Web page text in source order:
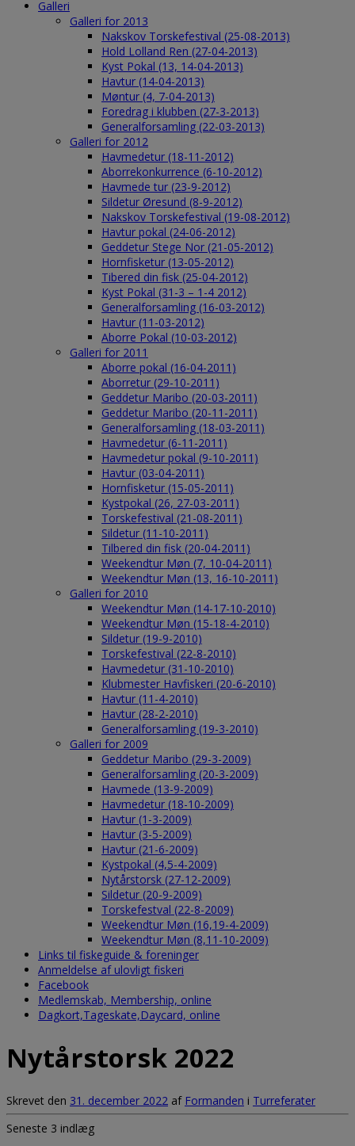
Galleri
Galleri for 2013
Nakskov Torskefestival (25-08-2013)
Hold Lolland Ren (27-04-2013)
Kyst Pokal (13, 14-04-2013)
Havtur (14-04-2013)
Møntur (4, 7-04-2013)
Foredrag i klubben (27-3-2013)
Generalforsamling (22-03-2013)
Galleri for 2012
Havmedetur (18-11-2012)
Aborrekonkurrence (6-10-2012)
Havmede tur (23-9-2012)
Sildetur Øresund (8-9-2012)
Nakskov Torskefestival (19-08-2012)
Havtur pokal (24-06-2012)
Geddetur Stege Nor (21-05-2012)
Hornfisketur (13-05-2012)
Tibered din fisk (25-04-2012)
Kyst Pokal (31-3 – 1-4 2012)
Generalforsamling (16-03-2012)
Havtur (11-03-2012)
Aborre Pokal (10-03-2012)
Galleri for 2011
Aborre pokal (16-04-2011)
Aborretur (29-10-2011)
Geddetur Maribo (20-03-2011)
Geddetur Maribo (20-11-2011)
Generalforsamling (18-03-2011)
Havmedetur (6-11-2011)
Havmedetur pokal (9-10-2011)
Havtur (03-04-2011)
Hornfisketur (15-05-2011)
Kystpokal (26, 27-03-2011)
Torskefestival (21-08-2011)
Sildetur (11-10-2011)
Tilbered din fisk (20-04-2011)
Weekendtur Møn (7, 10-04-2011)
Weekendtur Møn (13, 16-10-2011)
Galleri for 2010
Weekendtur Møn (14-17-10-2010)
Weekendtur Møn (15-18-4-2010)
Sildetur (19-9-2010)
Torskefestival (22-8-2010)
Havmedetur (31-10-2010)
Klubmester Havfiskeri (20-6-2010)
Havtur (11-4-2010)
Havtur (28-2-2010)
Generalforsamling (19-3-2010)
Galleri for 2009
Geddetur Maribo (29-3-2009)
Generalforsamling (20-3-2009)
Havmede (13-9-2009)
Havmedetur (18-10-2009)
Havtur (1-3-2009)
Havtur (3-5-2009)
Havtur (21-6-2009)
Kystpokal (4,5-4-2009)
Nytårstorsk (27-12-2009)
Sildetur (20-9-2009)
Torskefestval (22-8-2009)
Weekendtur Møn (16,19-4-2009)
Weekendtur Møn (8,11-10-2009)
Links til fiskeguide & foreninger
Anmeldelse af ulovligt fiskeri
Facebook
Medlemskab, Membership, online
Dagkort,Tageskate,Daycard, online
Nytårstorsk 2022
Skrevet den 31. december 2022 af Formanden i Turreferater
Seneste 3 indlæg